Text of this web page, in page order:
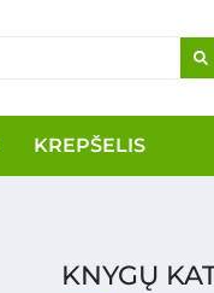
KREPŠELIS
KNYGŲ